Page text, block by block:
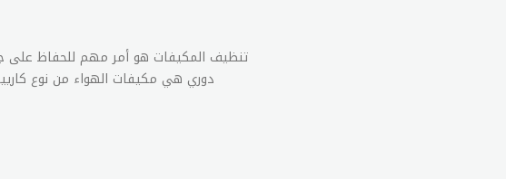
تنظيف المكيفات هو أمر مهم للحفاظ على
دوري هي مكيفات الهواء من نوع